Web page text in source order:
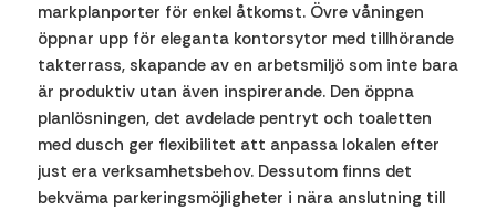
markplanporter för enkel åtkomst. Övre våningen
öppnar upp för eleganta kontorsytor med tillhörande
takterrass, skapande av en arbetsmiljö som inte bara
är produktiv utan även inspirerande. Den öppna
planlösningen, det avdelade pentryt och toaletten
med dusch ger flexibilitet att anpassa lokalen efter
just era verksamhetsbehov. Dessutom finns det
bekväma parkeringsmöjligheter i nära anslutning till